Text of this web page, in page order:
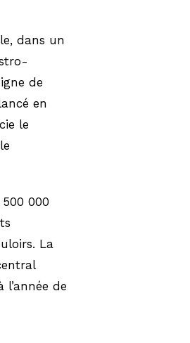
dans un
de
en
le
000
La
de